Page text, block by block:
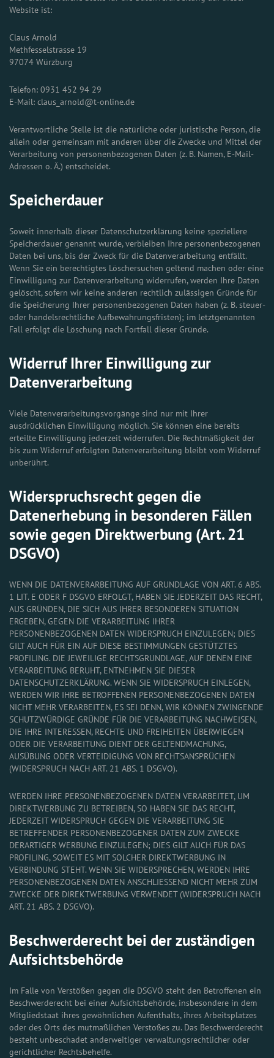
Website ist:
Claus Arnold
Methfesselstrasse 19
97074 Würzburg
Telefon: 0931 452 94 29
E-Mail: claus_arnold@t-online.de
Verantwortliche Stelle ist die natürliche oder juristische Person, die
allein oder gemeinsam mit anderen über die Zwecke und Mittel der
Verarbeitung von personenbezogenen Daten (z. B. Namen, E-Mail-
Adressen o. Ä.) entscheidet.
Speicherdauer
Soweit innerhalb dieser Datenschutzerklärung keine speziellere
Speicherdauer genannt wurde, verbleiben Ihre personenbezogenen
Daten bei uns, bis der Zweck für die Datenverarbeitung entfällt.
Wenn Sie ein berechtigtes Löschersuchen geltend machen oder eine
Einwilligung zur Datenverarbeitung widerrufen, werden Ihre Daten
gelöscht, sofern wir keine anderen rechtlich zulässigen Gründe für
die Speicherung Ihrer personenbezogenen Daten haben (z. B. steuer-
oder handelsrechtliche Aufbewahrungsfristen); im letztgenannten
Fall erfolgt die Löschung nach Fortfall dieser Gründe.
Widerruf Ihrer Einwilligung zur
Datenverarbeitung
Viele Datenverarbeitungsvorgänge sind nur mit Ihrer
ausdrücklichen Einwilligung möglich. Sie können eine bereits
erteilte Einwilligung jederzeit widerrufen. Die Rechtmäßigkeit der
bis zum Widerruf erfolgten Datenverarbeitung bleibt vom Widerruf
unberührt.
Widerspruchsrecht gegen die
Datenerhebung in besonderen Fällen
sowie gegen Direktwerbung (Art. 21
DSGVO)
WENN DIE DATENVERARBEITUNG AUF GRUNDLAGE VON ART. 6 ABS.
1 LIT. E ODER F DSGVO ERFOLGT, HABEN SIE JEDERZEIT DAS RECHT,
AUS GRÜNDEN, DIE SICH AUS IHRER BESONDEREN SITUATION
ERGEBEN, GEGEN DIE VERARBEITUNG IHRER
PERSONENBEZOGENEN DATEN WIDERSPRUCH EINZULEGEN; DIES
GILT AUCH FÜR EIN AUF DIESE BESTIMMUNGEN GESTÜTZTES
PROFILING. DIE JEWEILIGE RECHTSGRUNDLAGE, AUF DENEN EINE
VERARBEITUNG BERUHT, ENTNEHMEN SIE DIESER
DATENSCHUTZERKLÄRUNG. WENN SIE WIDERSPRUCH EINLEGEN,
WERDEN WIR IHRE BETROFFENEN PERSONENBEZOGENEN DATEN
NICHT MEHR VERARBEITEN, ES SEI DENN, WIR KÖNNEN ZWINGENDE
SCHUTZWÜRDIGE GRÜNDE FÜR DIE VERARBEITUNG NACHWEISEN,
DIE IHRE INTERESSEN, RECHTE UND FREIHEITEN ÜBERWIEGEN
ODER DIE VERARBEITUNG DIENT DER GELTENDMACHUNG,
AUSÜBUNG ODER VERTEIDIGUNG VON RECHTSANSPRÜCHEN
(WIDERSPRUCH NACH ART. 21 ABS. 1 DSGVO).
WERDEN IHRE PERSONENBEZOGENEN DATEN VERARBEITET, UM
DIREKTWERBUNG ZU BETREIBEN, SO HABEN SIE DAS RECHT,
JEDERZEIT WIDERSPRUCH GEGEN DIE VERARBEITUNG SIE
BETREFFENDER PERSONENBEZOGENER DATEN ZUM ZWECKE
DERARTIGER WERBUNG EINZULEGEN; DIES GILT AUCH FÜR DAS
PROFILING, SOWEIT ES MIT SOLCHER DIREKTWERBUNG IN
VERBINDUNG STEHT. WENN SIE WIDERSPRECHEN, WERDEN IHRE
PERSONENBEZOGENEN DATEN ANSCHLIESSEND NICHT MEHR ZUM
ZWECKE DER DIREKTWERBUNG VERWENDET (WIDERSPRUCH NACH
ART. 21 ABS. 2 DSGVO).
Beschwerde­recht bei der zuständigen
Aufsichts­behörde
Im Falle von Verstößen gegen die DSGVO steht den Betroffenen ein
Beschwerderecht bei einer Aufsichtsbehörde, insbesondere in dem
Mitgliedstaat ihres gewöhnlichen Aufenthalts, ihres Arbeitsplatzes
oder des Orts des mutmaßlichen Verstoßes zu. Das Beschwerderecht
besteht unbeschadet anderweitiger verwaltungsrechtlicher oder
gerichtlicher Rechtsbehelfe.